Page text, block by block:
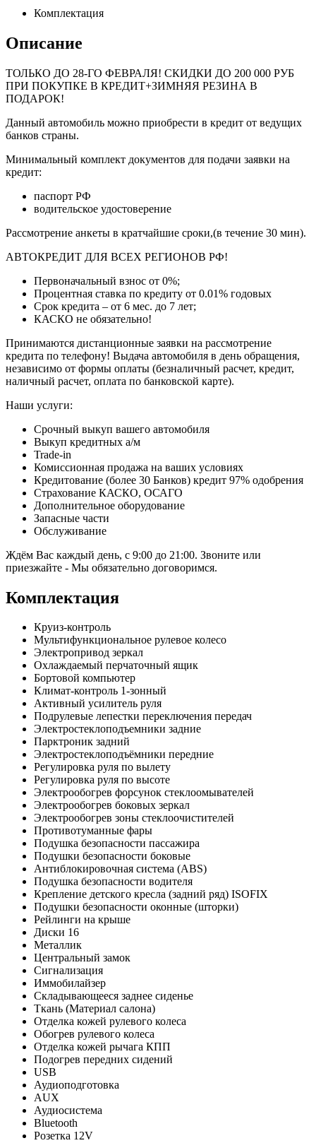
Комплектация
Описание
ТОЛЬКО ДО 28-ГО ФЕВРАЛЯ! СКИДКИ ДО 200 000 РУБ
ПРИ ПОКУПКЕ В КРЕДИТ+ЗИМНЯЯ РЕЗИНА В
ПОДАРОК!
Данный автомобиль можно приобрести в кредит от ведущих
банков страны.
Минимальный комплект документов для подачи заявки на
кредит:
паспорт РФ
водительское удостоверение
Рассмотрение анкеты в кратчайшие сроки,(в течение 30 мин).
АВТОКРЕДИТ ДЛЯ ВСЕХ РЕГИОНОВ РФ!
Первоначальный взнос от 0%;
Процентная ставка по кредиту от 0.01% годовых
Срок кредита – от 6 мес. до 7 лет;
КАСКО не обязательно!
Принимаются дистанционные заявки на рассмотрение
кредита по телефону! Выдача автомобиля в день обращения,
независимо от формы оплаты (безналичный расчет, кредит,
наличный расчет, оплата по банковской карте).
Наши услуги:
Срочный выкуп вашего автомобиля
Выкуп кредитных а/м
Trade-in
Комиссионная продажа на ваших условиях
Кредитование (более 30 Банков) кредит 97% одобрения
Страхование КАСКО, ОСАГО
Дополнительное оборудование
Запасные части
Обслуживание
Ждём Вас каждый день, с 9:00 до 21:00. Звоните или
приезжайте - Мы обязательно договоримся.
Комплектация
Круиз-контроль
Мультифункциональное рулевое колесо
Электропривод зеркал
Охлаждаемый перчаточный ящик
Бортовой компьютер
Климат-контроль 1-зонный
Активный усилитель руля
Подрулевые лепестки переключения передач
Электростеклоподъемники задние
Парктроник задний
Электростеклоподъёмники передние
Регулировка руля по вылету
Регулировка руля по высоте
Электрообогрев форсунок стеклоомывателей
Электрообогрев боковых зеркал
Электрообогрев зоны стеклоочистителей
Противотуманные фары
Подушка безопасности пассажира
Подушки безопасности боковые
Антиблокировочная система (ABS)
Подушка безопасности водителя
Крепление детского кресла (задний ряд) ISOFIX
Подушки безопасности оконные (шторки)
Рейлинги на крыше
Диски 16
Металлик
Центральный замок
Сигнализация
Иммобилайзер
Складывающееся заднее сиденье
Ткань (Материал салона)
Отделка кожей рулевого колеса
Обогрев рулевого колеса
Отделка кожей рычага КПП
Подогрев передних сидений
USB
Аудиоподготовка
AUX
Аудиосистема
Bluetooth
Розетка 12V